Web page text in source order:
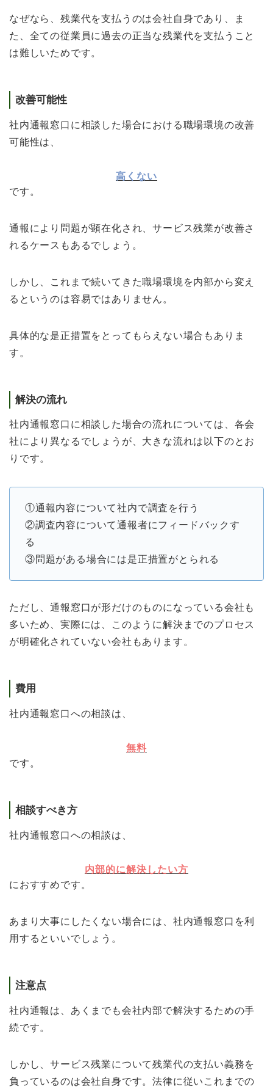
なぜなら、残業代を支払うのは会社自身であり、ま
た、全ての従業員に過去の正当な残業代を支払うこと
は難しいためです。
改善可能性
社内通報窓口に相談した場合における職場環境の改善
可能性は、
高くない
です。
通報により問題が顕在化され、サービス残業が改善さ
れるケースもあるでしょう。
しかし、これまで続いてきた職場環境を内部から変え
るというのは容易ではありません。
具体的な是正措置をとってもらえない場合もありま
す。
解決の流れ
社内通報窓口に相談した場合の流れについては、各会
社により異なるでしょうが、大きな流れは以下のとお
りです。
①通報内容について社内で調査を行う
②調査内容について通報者にフィードバックす
る
③問題がある場合には是正措置がとられる
ただし、通報窓口が形だけのものになっている会社も
多いため、実際には、このように解決までのプロセス
が明確化されていない会社もあります。
費用
社内通報窓口への相談は、
無料
です。
相談すべき方
社内通報窓口への相談は、
内部的に解決したい方
におすすめです。
あまり大事にしたくない場合には、社内通報窓口を利
用するといいでしょう。
注意点
社内通報は、あくまでも会社内部で解決するための手
続です。
しかし、サービス残業について残業代の支払い義務を
負っているのは会社自身です。法律に従いこれまでの